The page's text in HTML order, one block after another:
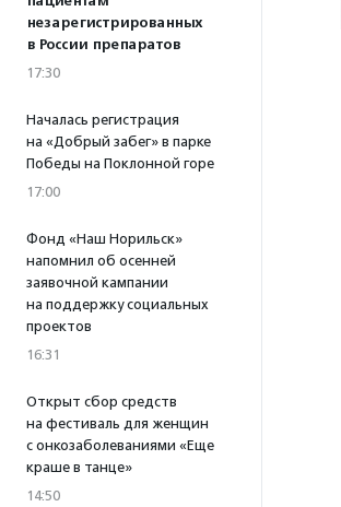
незарегистрированных
в России препаратов
17:30
Началась регистрация
на «Добрый забег» в парке
Победы на Поклонной горе
17:00
Фонд «Наш Норильск»
напомнил об осенней
заявочной кампании
на поддержку социальных
проектов
16:31
Открыт сбор средств
на фестиваль для женщин
с онкозаболеваниями «Еще
краше в танце»
14:50